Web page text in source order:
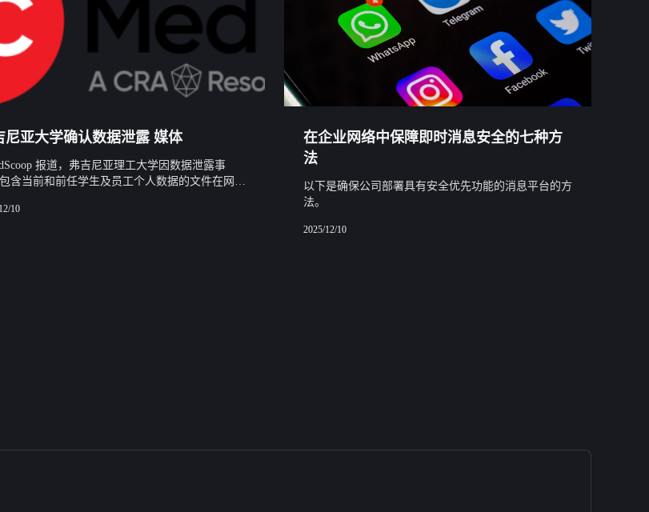
尼亚大学确认数据泄露 媒体
报道，弗吉尼亚理工大学因数据泄露事
含当前和前任学生及员工个人数据的文件在网上
10
在企业网络中保障即时消息安全的七种方
法
以下是确保公司部署具有安全优先功能的消息平台的方
法。
2025/12/10